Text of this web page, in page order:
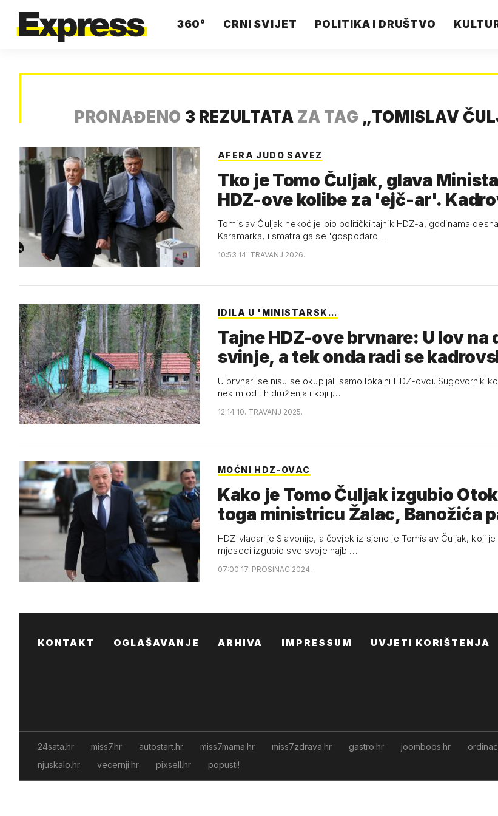
360° CRNI SVIJET POLITIKA I DRUŠTVO
PRONAĐENO 3 REZULTATA ZA TAG „TOMISLAV
AFERA JUDO SAVEZ
Tko je Tomo Čuljak, glava
HDZ-ove kolibe za 'ejč-ar'.
Tomislav Čuljak nekoć je bio politički tajnik HDZ-a, godinama
Karamarka, i smatra ga se 'gospodaro…
10:53 14. TRAVANJ 2026.
IDILA U 'MINISTARSK…
Tajne HDZ-ove brvnare: U lov na
svinje, a tek onda radi se
U brvnari se nisu se okupljali samo lokalni HDZ-ovci. Sugovornik
nekim od tih druženja i koji j…
12:14 10. TRAVANJ 2025.
MOĆNI HDZ-OVAC
Kako je Tomo Čuljak izgubio
toga ministricu Žalac, Banožića
HDZ vladar je Slavonije, a čovjek iz sjene je Tomislav Čuljak, koji
mjeseci izgubio sve svoje najbl…
07:00 17. PROSINAC 2024.
KONTAKT OGLAŠAVANJE ARHIVA IMPRESSUM UVJETI KORIŠTENJA
24sata.hr miss7.hr autostart.hr miss7mama.hr miss7zdrava.hr gastro.hr joomboos.hr
njuskalo.hr
vecernji.hr pixsell.hr popusti!